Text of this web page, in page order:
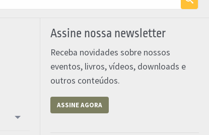
Assine nossa newsletter
Receba novidades sobre nossos
eventos, livros, vídeos, downloads e
outros conteúdos.
ASSINE AGORA